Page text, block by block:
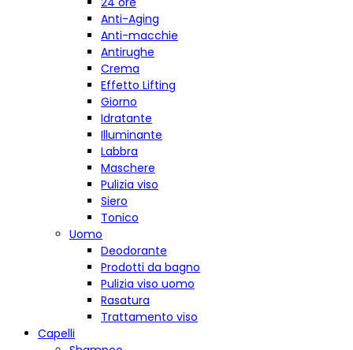
Anti-Aging
Anti-macchie
Antirughe
Crema
Effetto Lifting
Giorno
Idratante
Illuminante
Labbra
Maschere
Pulizia viso
Siero
Tonico
Uomo
Deodorante
Prodotti da bagno
Pulizia viso uomo
Rasatura
Trattamento viso
Capelli